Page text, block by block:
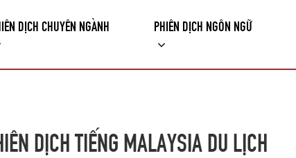
DỊCH CHUYÊN NGÀNH PHIÊN DỊCH NGÔN NGỮ
DỊCH TIẾNG MALAYSIA DU LỊCH